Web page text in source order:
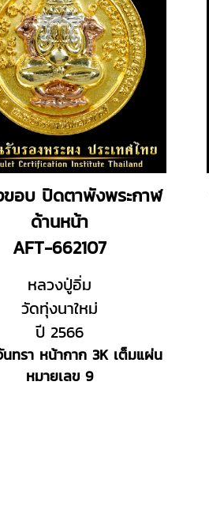
ขอบ ปิดตาพังพระกาฬ
ด้านหน้า
AFT-662107
หลวงปู่อิ่ม
วัดทุ่งนาใหม่
ปี 2566
นทรา หน้ากาก 3K เต็มแผ่น
หมายเลข 9